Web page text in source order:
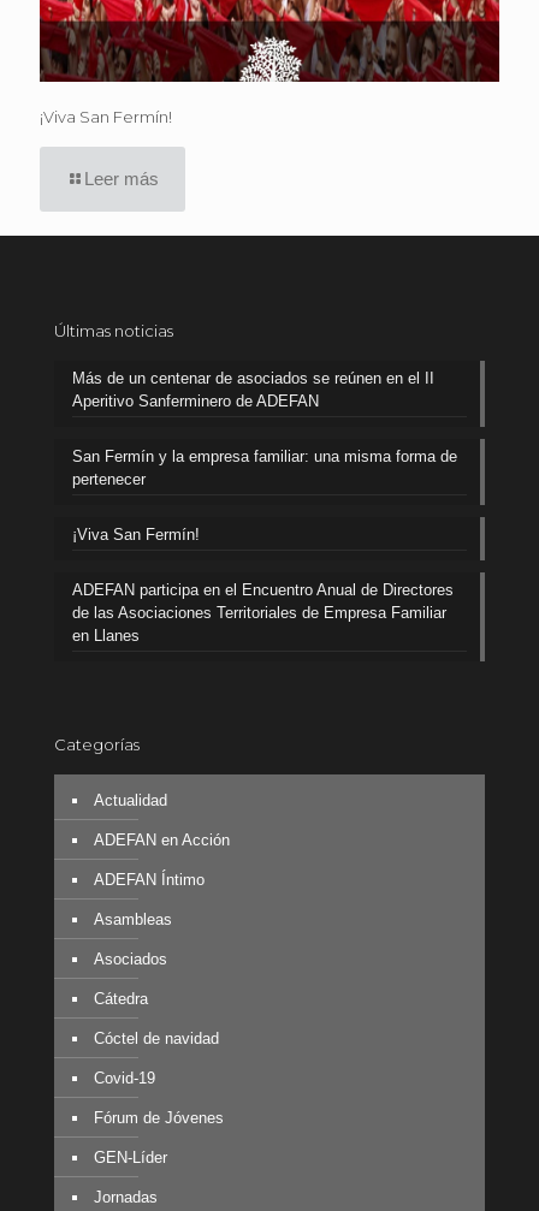
¡Viva San Fermín!
Leer más
Últimas noticias
Más de un centenar de asociados se reúnen en el II
Aperitivo Sanferminero de ADEFAN
San Fermín y la empresa familiar: una misma forma de
pertenecer
¡Viva San Fermín!
ADEFAN participa en el Encuentro Anual de Directores
de las Asociaciones Territoriales de Empresa Familiar
en Llanes
Categorías
Actualidad
ADEFAN en Acción
ADEFAN Íntimo
Asambleas
Asociados
Cátedra
Cóctel de navidad
Covid-19
Fórum de Jóvenes
GEN-Líder
Jornadas